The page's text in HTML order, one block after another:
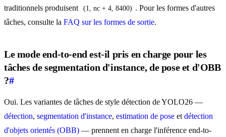
traditionnels produisent
(1, nc + 4, 8400) . Pour les formes d'autres
tâches, consulte la FAQ sur les formes de sortie.
Le mode end-to-end est-il pris en charge pour les
tâches de segmentation d'instance, de pose et d'OBB
?#
Oui. Les variantes de tâches de style détection de YOLO26 —
détection, segmentation d'instance, estimation de pose et détection
d'objets orientés (OBB) — prennent en charge l'inférence end-to-